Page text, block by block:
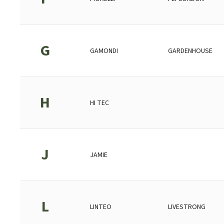
G GAMONDI GARDENHOUSE
H HI TEC
J JAMIE
L LINTEO LIVESTRONG